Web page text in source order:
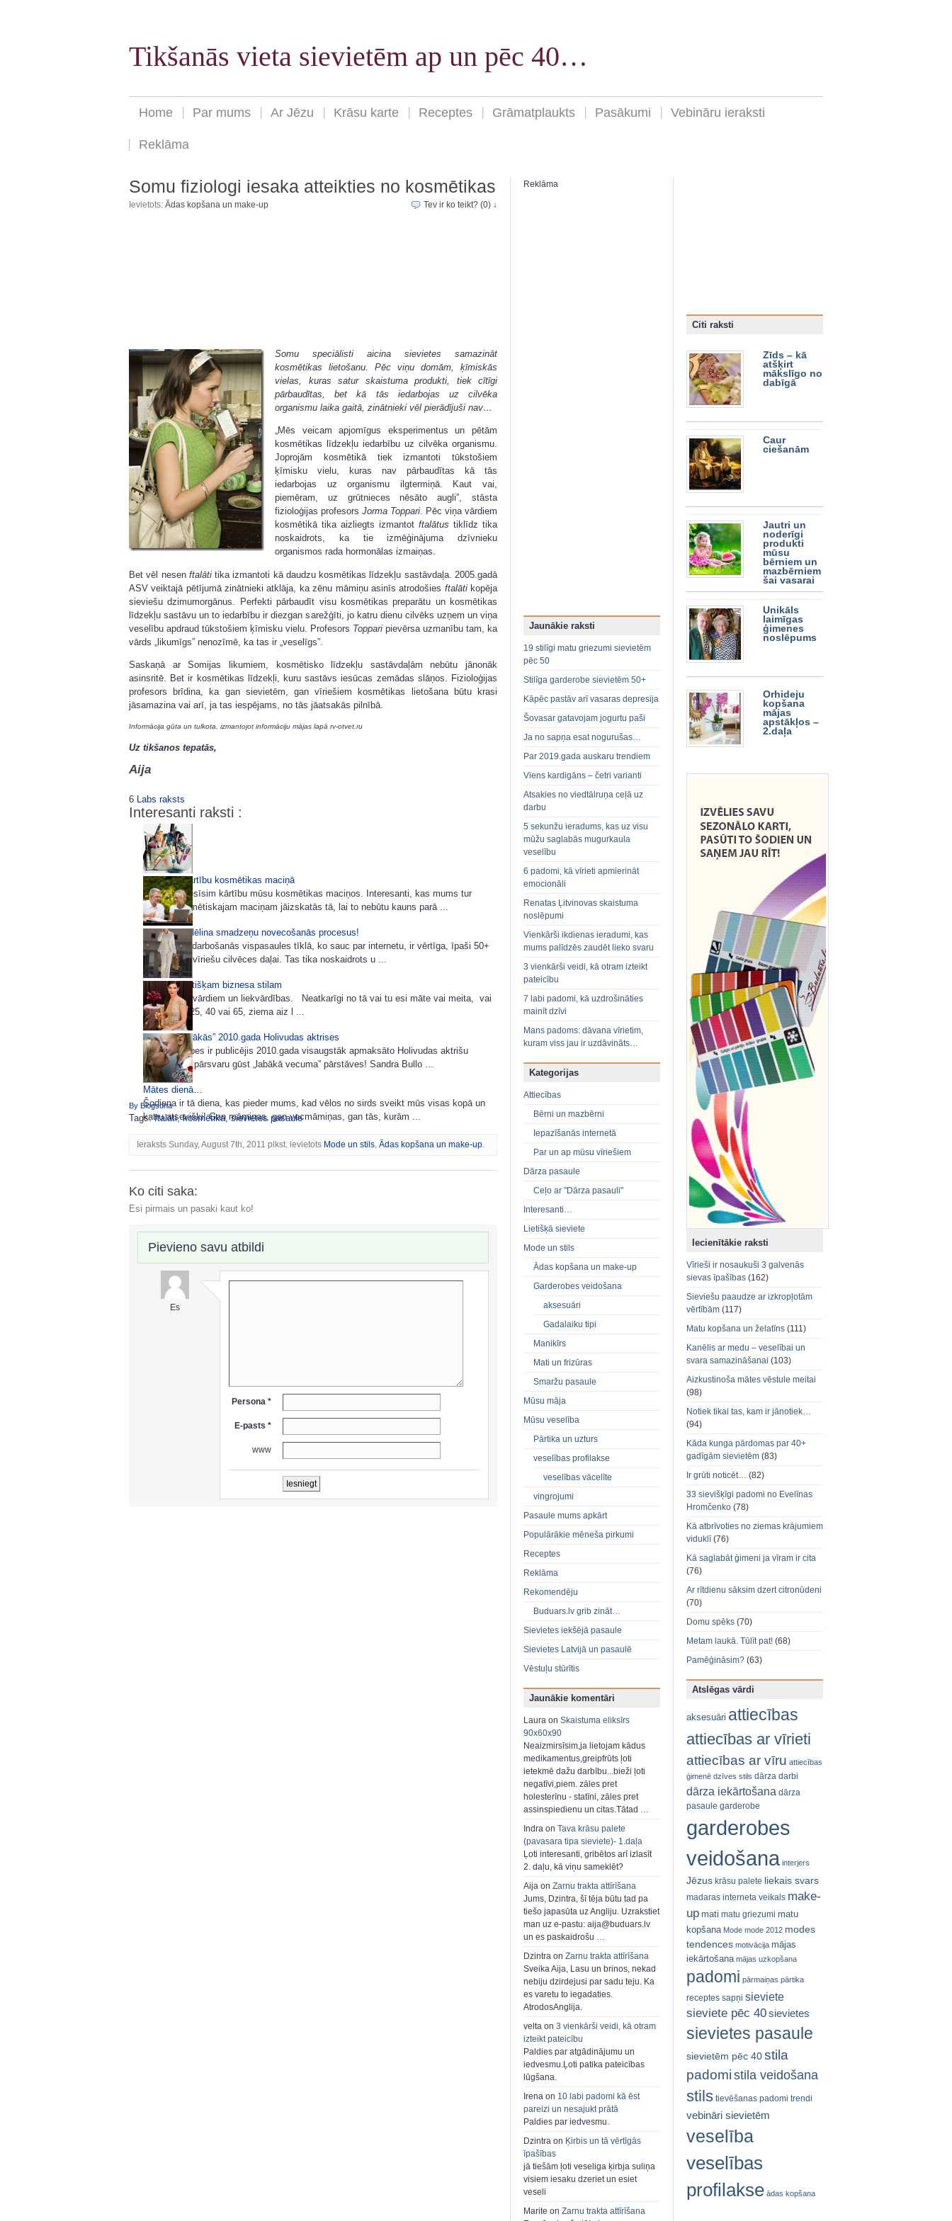
Tikšanās vieta sievietēm ap un pēc 40…
Home Par mums Ar Jēzu Krāsu karte Receptes Grāmatplaukts Pasākumi Vebināru ieraksti
Reklāma
Somu fiziologi iesaka atteikties no kosmētikas
Ievietots: Ādas kopšana un make-up Tev ir ko teikt? (0) ↓
Somu speciālisti aicina sievietes samazināt
kosmētikas lietošanu. Pēc viņu domām, ķīmiskās
vielas, kuras satur skaistuma produkti, tiek cītīgi
pārbaudītas, bet kā tās iedarbojas uz cilvēka
organismu laika gaitā, zinātnieki vēl pierādījuši nav…
„Mēs veicam apjomīgus eksperimentus un pētām
kosmētikas līdzekļu iedarbību uz cilvēka organismu.
Joprojām kosmētikā tiek izmantoti tūkstošiem
ķīmisku vielu, kuras nav pārbaudītas kā tās
iedarbojas uz organismu ilgtermiņā. Kaut vai,
piemēram, uz grūtnieces nēsāto augli”, stāsta
fizioloģijas profesors Jorma Toppari. Pēc viņa vārdiem
kosmētikā tika aizliegts izmantot ftalātus tiklīdz tika
noskaidrots, ka tie izmēģinājuma dzīvnieku
organismos rada hormonālas izmaiņas.
Bet vēl nesen ftalātitika izmantoti kā daudzu kosmētikas līdzekļu sastāvdaļa. 2005.gadā
ASV veiktajā pētījumā zinātnieki atklāja, ka zēnu māmiņu asinīs atrodošies ftalātikopēja
sieviešu dzimumorgānus. Perfekti pārbaudīt visu kosmētikas preparātu un kosmētikas
līdzekļu sastāvu un to iedarbību ir diezgan sarežģīti, jo katru dienu cilvēks uzņem un viņa
veselību apdraud tūkstošiem ķīmisku vielu. Profesors Toppari pievērsa uzmanību tam, ka
vārds „likumīgs” nenozīmē, ka tas ir „veselīgs”.
Saskaņā ar Somijas likumiem, kosmētisko līdzekļu sastāvdaļām nebūtu jānonāk
asinsritē. Bet ir kosmētikas līdzekļi, kuru sastāvs iesūcas zemādas slāņos. Fizioloģijas
profesors brīdina, ka gan sievietēm, gan vīriešiem kosmētikas lietošana būtu krasi
jāsamazina vai arī, ja tas iespējams, no tās jāatsakās pilnībā.
Informācija gūta un tulkota, izmantojot informāciju mājas lapā rv-otvet.ru
Uz tikšanos tepatās,
Aija
6 Labs raksts
Interesanti raksti :
Ieviešam kārtību kosmētikas maciņā
Šodien ieviesīsim kārtību mūsu kosmētikas maciņos. Interesanti, kas mums tur
darās? Kosmētiskajam maciņam jāizskatās tā, lai to nebūtu kauns parā ...
Internets palēlina smadzeņu novecošanās procesus!
Izrādās, ka darbošanās vispasaules tīklā, ko sauc par internetu, ir vērtīga, īpaši 50+
sieviešu un vīriešu cilvēces daļai. Tas tika noskaidrots u ...
85 idejas lietišķam biznesa stilam
Šoreiz bez vārdiem un liekvārdības. Neatkarīgi no tā vai tu esi māte vai meita, vai
tev šobrīd 25, 40 vai 65, ziema aiz l ...
Pašas „dārgākās” 2010.gada Holivudas aktrises
Žurnāls Forbes ir publicējis 2010.gada visaugstāk apmaksāto Holivudas aktrišu
sarakstu un pārsvaru gūst „labākā vecuma” pārstāves! Sandra Bullo ...
Mātes dienā…
Šodiena ir tā diena, kas pieder mums, kad vēlos no sirds sveikt mūs visas kopā un
katru atsevišķi! Gan māmiņas, gan vecmāmiņas, gan tās, kurām ...
By Blogsdna
Tags:ftalāti,kosmētika,sievietes pasaule
Ieraksts Sunday, August 7th, 2011 plkst. ievietots Mode un stils, Ādas kopšana un make-up.
Ko citi saka:
Esi pirmais un pasaki kaut ko!
Pievieno savu atbildi
Es
Persona *
E-pasts *
www
Reklāma
Jaunākie raksti
19 stilīgi matu griezumi sievietēm
pēc 50
Stilīga garderobe sievietēm 50+
Kāpēc pastāv arī vasaras depresija
Šovasar gatavojam jogurtu paši
Ja no sapņa esat nogurušas…
Par 2019.gada auskaru trendiem
Viens kardigāns – četri varianti
Atsakies no viedtālruņa ceļā uz
darbu
5 sekunžu ieradums, kas uz visu
mūžu saglabās mugurkaula
veselību
6 padomi, kā vīrieti apmierināt
emocionāli
Renatas Ļitvinovas skaistuma
noslēpumi
Vienkārši ikdienas ieradumi, kas
mums palīdzēs zaudēt lieko svaru
3 vienkārši veidi, kā otram izteikt
pateicību
7 labi padomi, kā uzdrošināties
mainīt dzīvi
Mans padoms: dāvana vīrietim,
kuram viss jau ir uzdāvināts…
Kategorijas
Attiecības
Bērni un mazbērni
Iepazīšanās internetā
Par un ap mūsu vīriešiem
Dārza pasaule
Ceļo ar "Dārza pasauli"
Interesanti…
Lietišķā sieviete
Mode un stils
Ādas kopšana un make-up
Garderobes veidošana
aksesuāri
Gadalaiku tipi
Manikīrs
Mati un frizūras
Smaržu pasaule
Mūsu māja
Mūsu veselība
Pārtika un uzturs
veselības profilakse
veselības vācelīte
vingrojumi
Pasaule mums apkārt
Populārākie mēneša pirkumi
Receptes
Reklāma
Rekomendēju
Buduars.lv grib zināt…
Sievietes iekšējā pasaule
Sievietes Latvijā un pasaulē
Vēstuļu stūrītis
Jaunākie komentāri
Laura on Skaistuma eliksīrs
90x60x90
Neaizmirsīsim,ja lietojam kādus
medikamentus,greipfrūts ļoti
ietekmē dažu darbību...bieži ļoti
negatīvi,piem. zāles pret
holesterīnu - statīni, zāles pret
assinspiedienu un citas.Tātad …
Indra on Tava krāsu palete
(pavasara tipa sieviete)- 1.daļa
Ļoti interesanti, gribētos arī izlasīt
2. daļu, kā viņu sameklēt?
Aija on Zarnu trakta attīrīšana
Jums, Dzintra, šī tēja būtu tad pa
tiešo japasūta uz Angliju. Uzrakstiet
man uz e-pastu: aija@buduars.lv
un es paskaidrošu …
Dzintra on Zarnu trakta attīrīšana
Sveika Aija, Lasu un brinos, nekad
nebiju dzirdejusi par sadu teju. Ka
es varetu to iegadaties.
AtrodosAnglija.
velta on 3 vienkārši veidi, kā otram
izteikt pateicību
Paldies par atgādinājumu un
iedvesmu.Ļoti patika pateicības
lūgšana.
Irena on 10 labi padomi kā ēst
pareizi un nesajukt prātā
Paldies par iedvesmu.
Dzintra on Ķirbis un tā vērtīgās
īpašības
jā tiešām ļoti veseliga ķirbja suliņa
visiem iesaku dzeriet un esiet
veseli
Marite on Zarnu trakta attīrīšana
Citi raksti
Zīds – kā
atšķirt
mākslīgo no
dabīgā
Caur
ciešanām
Jautri un
noderīgi
produkti
mūsu
bērniem un
mazbērniem
šai vasarai
Unikāls
laimīgas
ģimenes
noslēpums
Orhideju
kopšana
mājas
apstākļos –
2.daļa
Iecienītākie raksti
Vīrieši ir nosaukuši 3 galvenās
sievas īpašības (162)
Sieviešu paaudze ar izkropļotām
vērtībām (117)
Matu kopšana un želatīns (111)
Kanēlis ar medu – veselībai un
svara samazināšanai (103)
Aizkustinoša mātes vēstule meitai
(98)
Notiek tikai tas, kam ir jānotiek…
(94)
Kāda kunga pārdomas par 40+
gadīgām sievietēm (83)
Ir grūti noticēt… (82)
33 sievišķīgi padomi no Evelīnas
Hromčenko (78)
Kā atbrīvoties no ziemas krājumiem
viduklī(76)
Kā saglabāt ģimeni ja vīram ir cita
(76)
Ar rītdienu sāksim dzert citronūdeni
(70)
Domu spēks (70)
Metam laukā. Tūlīt pat! (68)
Pamēģināsim? (63)
Atslēgas vārdi
aksesuāri attiecības
attiecības ar vīrieti
attiecības ar vīru attiecības
ģimenē dzīves stils dārza darbi
dārza iekārtošana dārza
pasaule garderobe
garderobes
veidošana interjers
Jēzus krāsu palete liekais svars
madaras interneta veikals make-
up mati matu griezumi matu
kopšana Mode mode 2012 modes
tendences motivācija mājas
iekārtošana mājas uzkopšana
padomi pārmaiņas pārtika
receptes sapņi sieviete
sieviete pēc 40sievietes
sievietes pasaule
sievietēm pēc 40stila
padomistila veidošana
stils tievēšanas padomi trendi
vebināri sievietēm
veselība
veselības
profilakse ādas kopšana